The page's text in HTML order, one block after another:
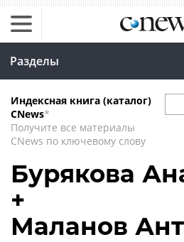
Разделы
Индексная книга (каталог)
CNews*
Получите все материалы
CNews по ключевому слову
Бурякова
+
Маланов